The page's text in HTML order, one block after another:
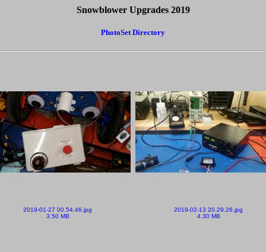
Snowblower Upgrades 2019
PhotoSet Directory
2019-01-27 00.54.46.jpg
3.50 MB
2019-02-13 20.29.26.jpg
4.30 MB